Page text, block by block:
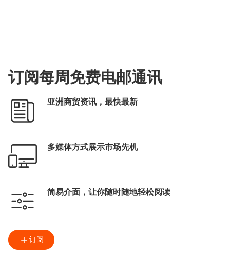
订阅每周免费电邮通讯
亚洲商贸资讯，最快最新
多媒体方式展示市场先机
简易介面，让你随时随地轻松阅读
订阅